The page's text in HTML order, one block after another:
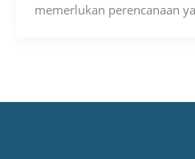
memerlukan perencanaan